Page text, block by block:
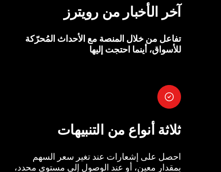
آخر الأخبار من رويترز
تفاعل من خلال المنصة مع الأحداث المُحرّكة
للأسواق، أينما احتجت إليها
ثلاثة أنواع من التنبيهات
احصل على إشعارات عند تغير سعر السهم
بمقدار معين، أو عند الوصول إلى مستوى محدد،